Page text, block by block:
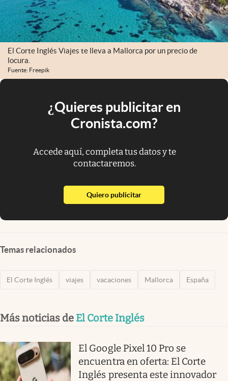
El Corte Inglés Viajes te lleva a Mallorca por un precio de
locura.
Fuente: Freepik
¿Quieres publicitar en
Cronista.com?
Accede aquí, completa tus datos y te
contactaremos.
Quiero publicitarabre en nueva pestaña
Temas relacionados
El Corte Inglés viajes vacaciones Mallorca España
Más noticias de El Corte Inglés
El Google Pixel 10 Pro se
encuentra en oferta: El Corte
Inglés presenta este innovador